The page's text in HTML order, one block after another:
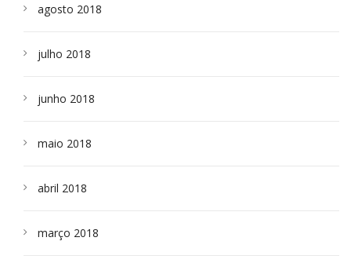
agosto 2018
julho 2018
junho 2018
maio 2018
abril 2018
março 2018